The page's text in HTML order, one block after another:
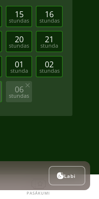
PASĀKUMI
15
stundas
16
stundas
20
stundas
21
stunda
01
stunda
02
stundas
06
stundas
Labi